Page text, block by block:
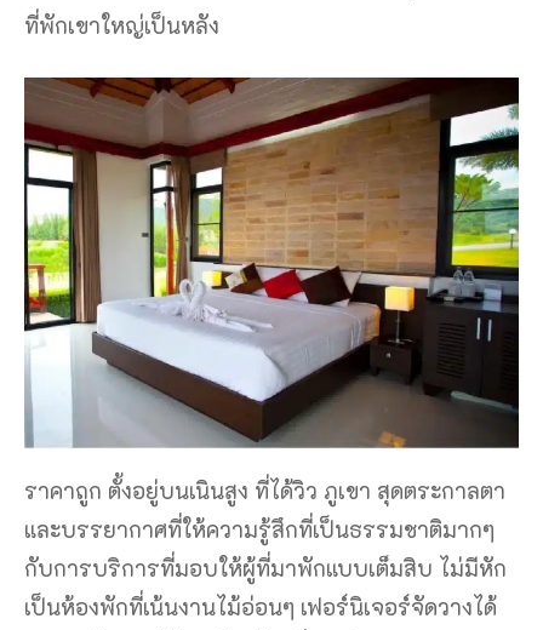
ที่พักเขาใหญ่เป็นหลัง
ราคาถูก ตั้งอยู่บนเนินสูง ที่ได้วิว ภูเขา สุดตระกาลตา
และบรรยากาศที่ให้ความรู้สึกที่เป็นธรรมชาติมากๆ
กับการบริการที่มอบให้ผู้ที่มาพักแบบเต็มสิบ ไม่มีหัก
เป็นห้องพักที่เน้นงานไม้อ่อนๆ เฟอร์นิเจอร์จัดวางได้